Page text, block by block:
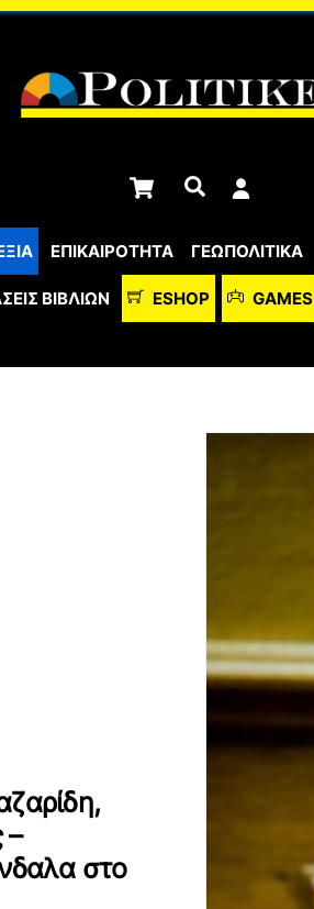
Cart Αναζήτηση
ΕΠΙΚΑΙΡΟΤΗΤΑ ΓΕΩΠΟΛΙΤΙΚΑ
ΒΙΒΛΊΩΝ ESHOP GAMES
–
στο